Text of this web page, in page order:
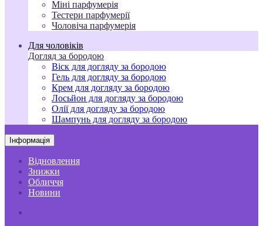
Міні парфумерія
Тестери парфумерії
Чоловіча парфумерія
Для чоловіків
Догляд за бородою
Віск для догляду за бородою
Гель для догляду за бородою
Крем для догляду за бородою
Лосьйон для догляду за бородою
Олії для догляду за бородою
Шампунь для догляду за бородою
Інформація
Відновлення
Знижки
Обличчя
Новини